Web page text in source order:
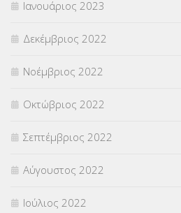
Ιανουάριος 2023
Δεκέμβριος 2022
Νοέμβριος 2022
Οκτώβριος 2022
Σεπτέμβριος 2022
Αύγουστος 2022
Ιούλιος 2022